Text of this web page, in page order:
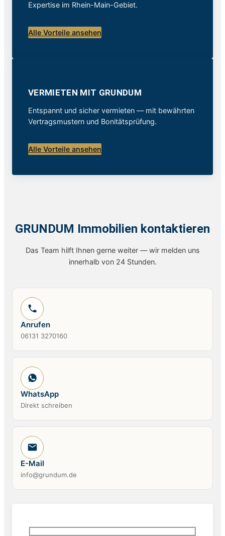
Expertise im Rhein-Main-Gebiet.
Alle Vorteile ansehen
VERMIETEN MIT GRUNDUM
Entspannt und sicher vermieten — mit bewährten
Vertragsmustern und Bonitätsprüfung.
Alle Vorteile ansehen
GRUNDUM Immobilien kontaktieren
Das Team hilft Ihnen gerne weiter — wir melden uns
innerhalb von 24 Stunden.
Anrufen
06131 3270160
WhatsApp
Direkt schreiben
E-Mail
info@grundum.de